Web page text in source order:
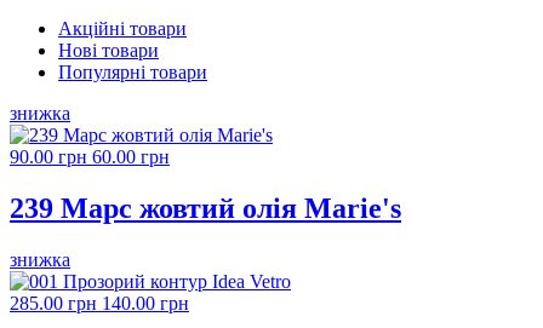
Акційні товари
Нові товари
Популярні товари
знижка
90.00 грн 60.00 грн
239 Марс жовтий олія Marie's
знижка
285.00 грн 140.00 грн